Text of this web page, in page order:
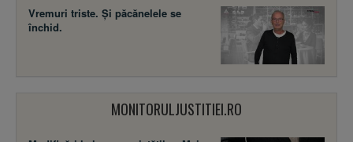
Vremuri triste. Şi păcănelele se
închid.
MONITORULJUSTITIEI.RO